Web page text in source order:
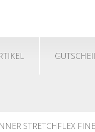
STRETCHFLEX